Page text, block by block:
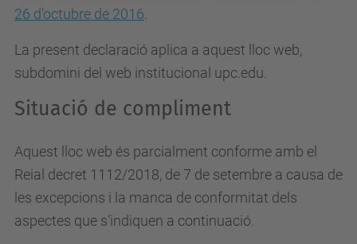
26 d'octubre de 2016
La present declaració aplica a aquest lloc web,
subdomini del web institucional upc.edu.
Situació de compliment
Aquest lloc web és parcialment conforme amb el
Reial decret 1112/2018, de 7 de setembre a causa de
les excepcions i la manca de conformitat dels
aspectes que s’indiquen a continuació.